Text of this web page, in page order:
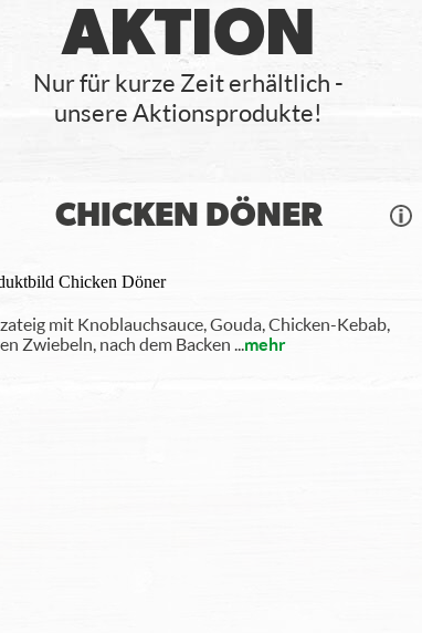
AKTION
Nur für kurze Zeit erhältlich -
unsere Aktionsprodukte!
CHICKEN DÖNER
mit Knoblauchsauce, Gouda, Chicken-Kebab,
Zwiebeln, nach dem Backen ...mehr